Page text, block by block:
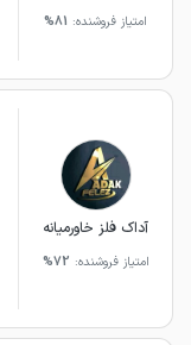
امتیاز فروشنده: 81%
آداک فلز خاورمیانه
امتیاز فروشنده: 72%